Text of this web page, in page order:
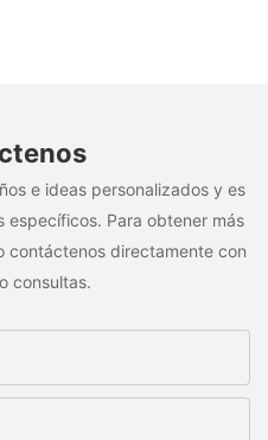
e ideas personalizados y es
Para obtener más
contáctenos directamente con
consultas.